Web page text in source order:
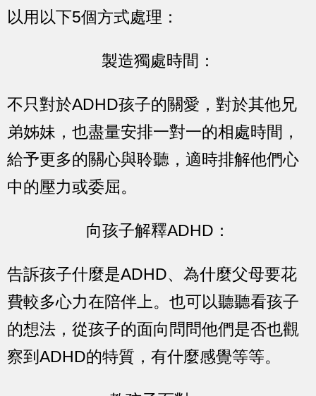
以用以下5個方式處理：
製造獨處時間：
不只對於ADHD孩子的關愛，對於其他兄
弟姊妹，也盡量安排一對一的相處時間，
給予更多的關心與聆聽，適時排解他們心
中的壓力或委屈。
向孩子解釋ADHD：
告訴孩子什麼是ADHD、為什麼父母要花
費較多心力在陪伴上。也可以聽聽看孩子
的想法，從孩子的面向問問他們是否也觀
察到ADHD的特質，有什麼感覺等等。